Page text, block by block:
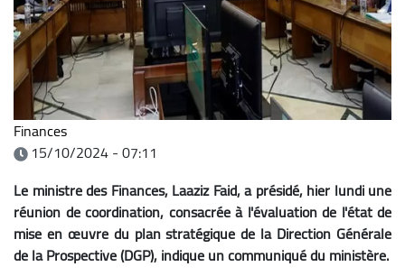
Finances
15/10/2024 - 07:11
Le ministre des Finances, Laaziz Faid, a présidé, hier lundi une
réunion de coordination, consacrée à l'évaluation de l'état de
mise en œuvre du plan stratégique de la Direction Générale
de la Prospective (DGP), indique un communiqué du ministère.